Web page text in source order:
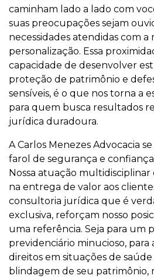
caminham lado a lado com
suas preocupações sejam
necessidades atendidas com a
personalização. Essa
capacidade de desenvolver
proteção de patrimônio e
sensíveis, é o que nos torna a
para quem busca resultados
jurídica duradoura.
A Carlos Menezes Advocacia
farol de segurança e
Nossa atuação multidisciplinar
na entrega de valor aos
consultoria jurídica que é
exclusiva, reforçam nosso
uma referência. Seja para um
previdenciário minucioso, para
direitos em situações de
blindagem de seu patrimônio,